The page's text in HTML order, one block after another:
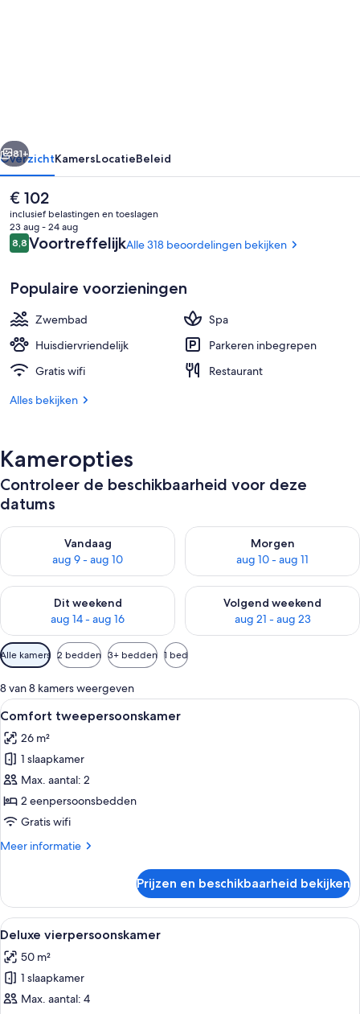
Bar (ter plaatse)
Volgende
81+
OverzichtKamersLocatieBeleid
De
huidige
prijs
is
€ 102
€ 102
inclusief belastingen en toeslagen
23 aug - 24 aug
Beoordelingen
8,88,8 op 10 –
VoortreffelijkAlle 318 beoordelingen bekijken
Populaire voorzieningen
Zwembad
Spa
Huisdiervriendelijk
Parkeren inbegrepen
Gratis wifi
Restaurant
Alles bekijken
Kameropties
Controleer de beschikbaarheid voor deze
datums
Vandaag
aug 9 - aug 10
De beschikbaarheid controleren voor vanavond aug 9 - aug
Morgen
aug 10 - aug 11
De beschikbaarheid
Dit weekend
aug 14 - aug 16
De beschikbaarheid controleren voor dit weekend aug 14 -
Volgend weekend
aug 21 - aug 23
De beschikbaarheid
Beschikbare
filters
voor
kamers
Alle kamers 2 bedden 3+ bedden 1 bed
8 van 8 kamers weergeven
Alle
foto's
voor
Comfort
tweepersoonskamer
laden
Een moderne hotelkamer met een
4
Comfort tweepersoonskamer
26 m²
1 slaapkamer
Max. aantal: 2
2 eenpersoonsbedden
Gratis wifi
Meer informatie
Meer
tweepersoonskamer
Prijzen en beschikbaarheid bekijken
Alle
foto's
voor
Deluxe
vierpersoonskamer
Een moderne hotelkamer met een
4
Deluxe vierpersoonskamer
50 m²
1 slaapkamer
Max. aantal: 4